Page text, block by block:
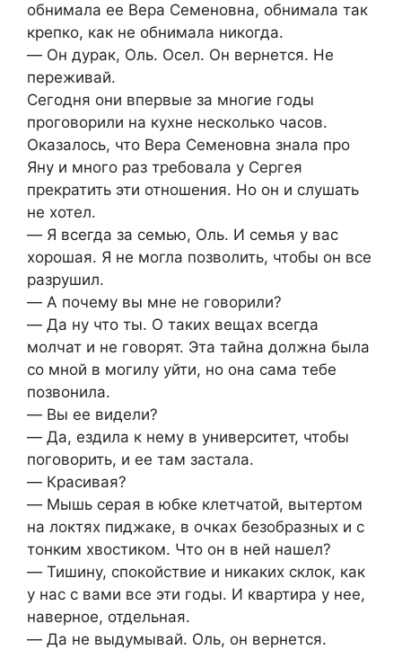
обнимала ее Вера Семеновна, обнимала так
крепко, как не обнимала никогда.
― Он дурак, Оль. Осел. Он вернется. Не
переживай.
Сегодня они впервые за многие годы
проговорили на кухне несколько часов.
Оказалось, что Вера Семеновна знала про
Яну и много раз требовала у Сергея
прекратить эти отношения. Но он и слушать
не хотел.
― Я всегда за семью, Оль. И семья у вас
хорошая. Я не могла позволить, чтобы он все
разрушил.
― А почему вы мне не говорили?
― Да ну что ты. О таких вещах всегда
молчат и не говорят. Эта тайна должна была
со мной в могилу уйти, но она сама тебе
позвонила.
― Вы ее видели?
― Да, ездила к нему в университет, чтобы
поговорить, и ее там застала.
― Красивая?
― Мышь серая в юбке клетчатой, вытертом
на локтях пиджаке, в очках безобразных и с
тонким хвостиком. Что он в ней нашел?
― Тишину, спокойствие и никаких склок, как
у нас с вами все эти годы. И квартира у нее,
наверное, отдельная.
― Да не выдумывай. Оль, он вернется.